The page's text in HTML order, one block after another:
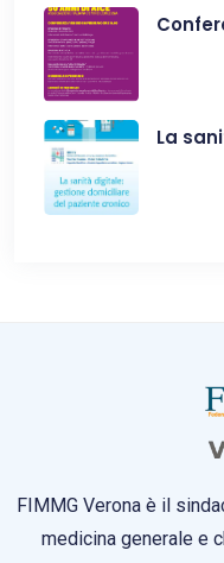
La
FIMMG Verona è il
medicina generale e